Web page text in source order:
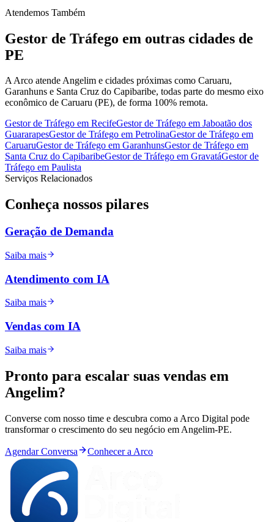
Atendemos Também
Gestor de Tráfego em outras cidades de
PE
A Arco atende Angelim e cidades próximas como Caruaru,
Garanhuns e Santa Cruz do Capibaribe, todas parte do mesmo eixo
econômico de Caruaru (PE), de forma 100% remota.
Gestor de Tráfego em RecifeGestor de Tráfego em Jaboatão dos
GuararapesGestor de Tráfego em PetrolinaGestor de Tráfego em
CaruaruGestor de Tráfego em GaranhunsGestor de Tráfego em
Santa Cruz do CapibaribeGestor de Tráfego em GravatáGestor de
Tráfego em Paulista
Serviços Relacionados
Conheça nossos pilares
Geração de Demanda
Saiba mais
Atendimento com IA
Saiba mais
Vendas com IA
Saiba mais
Pronto para escalar suas vendas em
Angelim?
Converse com nosso time e descubra como a Arco Digital pode
transformar o crescimento do seu negócio em Angelim-PE.
Agendar Conversa Conhecer a Arco